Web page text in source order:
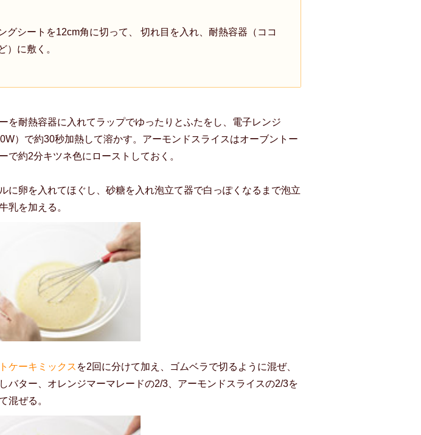
グシートを12cm角に切って、 切れ目を入れ、耐熱容器（ココ
）に敷く。
を耐熱容器に入れてラップでゆったりとふたをし、電子レンジ
）で約30秒加熱して溶かす。アーモンドスライスはオーブントー
で約2分キツネ色にローストしておく。
に卵を入れてほぐし、砂糖を入れ泡立て器で白っぽくなるまで泡立
乳を加える。
ケーキミックス を2回に分けて加え、ゴムベラで切るように混ぜ、
バター、オレンジマーマレードの2/3、アーモンドスライスの2/3を
混ぜる。